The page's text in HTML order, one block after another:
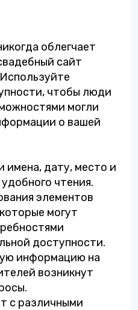
облегчает
сайт
чтобы люди
могли
о вашей
дату, место и
чтения.
элементов
могут
доступности.
информацию на
возникнут
с различными